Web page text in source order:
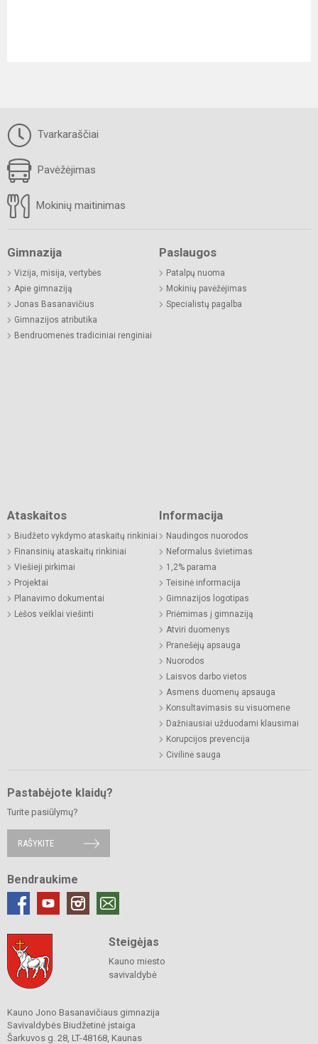
Tvarkaraščiai
Pavėžėjimas
Mokinių maitinimas
Gimnazija
Vizija, misija, vertybės
Apie gimnaziją
Jonas Basanavičius
Gimnazijos atributika
Bendruomenės tradiciniai renginiai
Paslaugos
Patalpų nuoma
Mokinių pavėžėjimas
Specialistų pagalba
Ataskaitos
Biudžeto vykdymo ataskaitų rinkiniai
Finansinių ataskaitų rinkiniai
Viešieji pirkimai
Projektai
Planavimo dokumentai
Lėšos veiklai viešinti
Informacija
Naudingos nuorodos
Neformalus švietimas
1,2% parama
Teisinė informacija
Gimnazijos logotipas
Priėmimas į gimnaziją
Atviri duomenys
Pranešėjų apsauga
Nuorodos
Laisvos darbo vietos
Asmens duomenų apsauga
Konsultavimasis su visuomene
Dažniausiai užduodami klausimai
Korupcijos prevencija
Civilinė sauga
Pastabėjote klaidų?
Turite pasiūlymų?
RAŠYKITE
Bendraukime
Steigėjas
Kauno miesto
savivaldybė
Kauno Jono Basanavičiaus gimnazija
Savivaldybės Biudžetinė įstaiga
Šarkuvos g. 28, LT-48168, Kaunas